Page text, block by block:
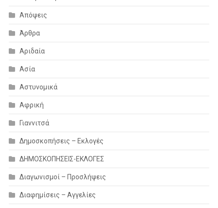
Απόψεις
Άρθρα
Αριδαία
Ασία
Αστυνομικά
Αφρική
Γιαννιτσά
Δημοσκοπήσεις – Εκλογές
ΔΗΜΟΣΚΟΠΗΣΕΙΣ-ΕΚΛΟΓΕΣ
Διαγωνισμοί – Προσλήψεις
Διαφημίσεις – Αγγελίες